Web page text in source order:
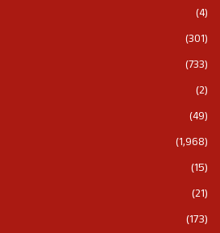
(4)
(301)
(733)
(2)
(49)
(1,968)
(15)
(21)
(173)